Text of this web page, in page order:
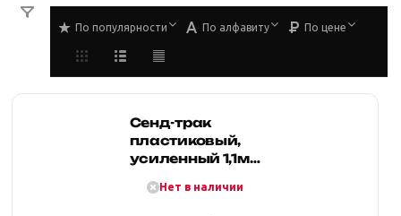
По популярности По алфавиту По цене
Сенд-трак
пластиковый,
усиленный 1,1м
Нет в наличии